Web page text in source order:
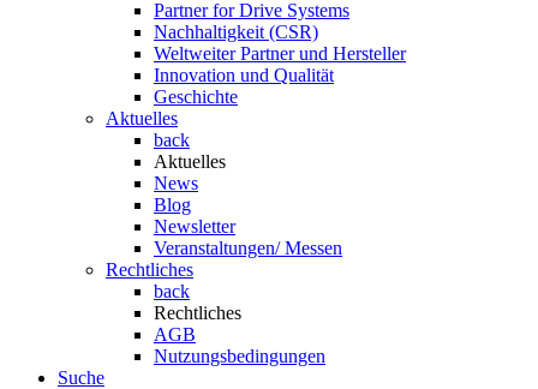
Partner for Drive Systems
Nachhaltigkeit (CSR)
Weltweiter Partner und Hersteller
Innovation und Qualität
Geschichte
Aktuelles
back
Aktuelles
News
Blog
Newsletter
Veranstaltungen/ Messen
Rechtliches
back
Rechtliches
AGB
Nutzungsbedingungen
Suche